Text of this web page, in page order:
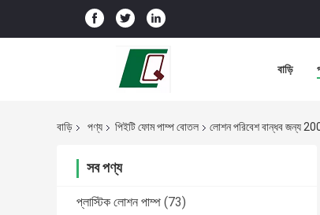
বাড়ি
বাড়ি পণ্য পিইটি ফোম পাম্প বোতল লোশন পরিবেশ বান্ধব জন্য
সব পণ্য
প্লাস্টিক লোশন পাম্প (73)